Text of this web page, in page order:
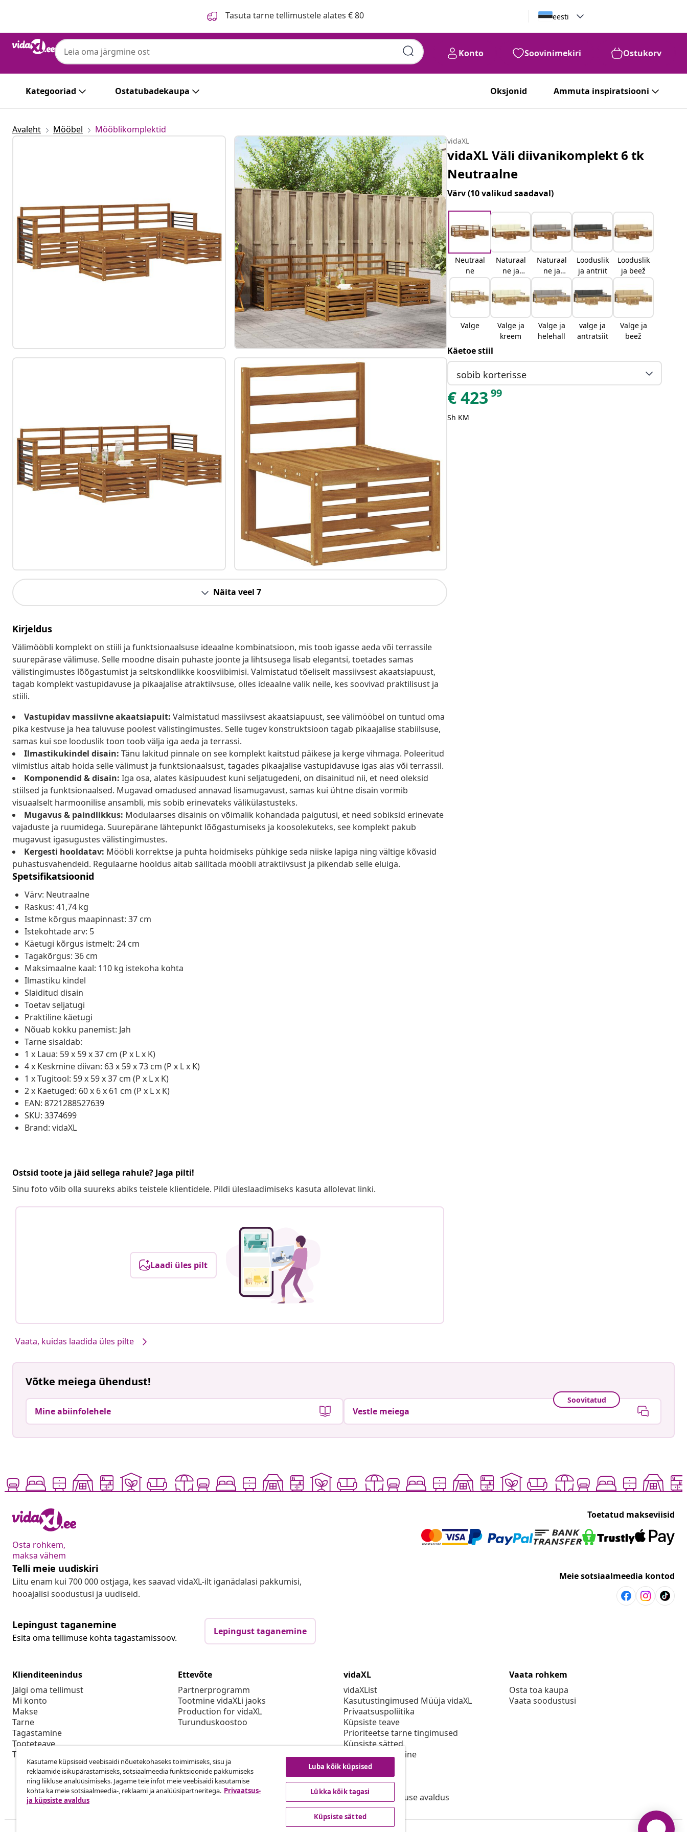
Tasuta tarne tellimustele alates € 80 eesti
Konto Soovinimekiri Ostukorv
Kategooriad Ostatubadekaupa Oksjonid Ammuta inspiratsiooni
Avaleht Mööbel Mööblikomplektid
Näita veel 7
Kirjeldus
Välimööbli komplekt on stiili ja funktsionaalsuse ideaalne kombinatsioon, mis toob igasse aeda või terrassile
suurepärase välimuse. Selle moodne disain puhaste joonte ja lihtsusega lisab elegantsi, toetades samas
välistingimustes lõõgastumist ja seltskondlikke koosviibimisi. Valmistatud tõeliselt massiivsest akaatsiapuust,
tagab komplekt vastupidavuse ja pikaajalise atraktiivsuse, olles ideaalne valik neile, kes soovivad praktilisust ja
stiili.
Vastupidav massiivne akaatsiapuit: Valmistatud massiivsest akaatsiapuust, see välimööbel on tuntud oma
pika kestvuse ja hea taluvuse poolest välistingimustes. Selle tugev konstruktsioon tagab pikaajalise stabiilsuse,
samas kui soe looduslik toon toob välja iga aeda ja terrassi.
Ilmastikukindel disain: Tänu lakitud pinnale on see komplekt kaitstud päikese ja kerge vihmaga. Poleeritud
viimistlus aitab hoida selle välimust ja funktsionaalsust, tagades pikaajalise vastupidavuse igas aias või terrassil.
Komponendid & disain: Iga osa, alates käsipuudest kuni seljatugedeni, on disainitud nii, et need oleksid
stiilsed ja funktsionaalsed. Mugavad omadused annavad lisamugavust, samas kui ühtne disain vormib
visuaalselt harmoonilise ansambli, mis sobib erinevateks välikülastusteks.
Mugavus & paindlikkus: Modulaarses disainis on võimalik kohandada paigutusi, et need sobiksid erinevate
vajaduste ja ruumidega. Suurepärane lähtepunkt lõõgastumiseks ja koosolekuteks, see komplekt pakub
mugavust igasugustes välistingimustes.
Kergesti hooldatav: Mööbli korrektse ja puhta hoidmiseks pühkige seda niiske lapiga ning vältige kõvasid
puhastusvahendeid. Regulaarne hooldus aitab säilitada mööbli atraktiivsust ja pikendab selle eluiga.
Spetsifikatsioonid
Värv: Neutraalne
Raskus: 41,74 kg
Istme kõrgus maapinnast: 37 cm
Istekohtade arv: 5
Käetugi kõrgus istmelt: 24 cm
Tagakõrgus: 36 cm
Maksimaalne kaal: 110 kg istekoha kohta
Ilmastiku kindel
Slaiditud disain
Toetav seljatugi
Praktiline käetugi
Nõuab kokku panemist: Jah
Tarne sisaldab:
1 x Laua: 59 x 59 x 37 cm (P x L x K)
4 x Keskmine diivan: 63 x 59 x 73 cm (P x L x K)
1 x Tugitool: 59 x 59 x 37 cm (P x L x K)
2 x Käetuged: 60 x 6 x 61 cm (P x L x K)
EAN: 8721288527639
SKU: 3374699
Brand: vidaXL
Ostsid toote ja jäid sellega rahule? Jaga pilti!
Sinu foto võib olla suureks abiks teistele klientidele. Pildi üleslaadimiseks kasuta allolevat linki.
Laadi üles pilt
Vaata, kuidas laadida üles pilte
vidaXL
vidaXL Väli diivanikomplekt 6 tk
Neutraalne
Värv(10 valikud saadaval)
Neutraal
ne
Naturaal
ne ja
kreemjas
Naturaal
ne ja
helehall
Looduslik
ja antriit
Looduslik
ja beež
Valge
Valge ja
kreem
Valge ja
helehall
valge ja
antratsiit
Valge ja
beež
Käetoe stiil
sobib korterisse
€423 99
Sh KM
Võtke meiega ühendust!
Mine abiinfolehele
Soovitatud
Vestle meiega
Osta rohkem,
maksa vähem
Toetatud makseviisid
Telli meie uudiskiri
Liitu enam kui 700 000 ostjaga, kes saavad vidaXL-ilt iganädalasi pakkumisi,
hooajalisi soodustusi ja uudiseid.
Meie sotsiaalmeedia kontod
Lepingust taganemine
Esita oma tellimuse kohta tagastamissoov.
Lepingust taganemine
Klienditeenindus
Jälgi oma tellimust
Mi konto
Makse
Tarne
Tagastamine
Tooteteave
Tellimus
Ettevõte
Partnerprogramm
Tootmine vidaXLi jaoks
Production for vidaXL
Turunduskoostoo
vidaXL
vidaXList
Kasutustingimused Müüja vidaXL
Privaatsuspoliitika
Küpsiste teave
Prioriteetse tarne tingimused
Küpsiste sätted
vidaXLis töötamine
Turvalisus
Eli vastutav isik
EPR poliitika
Juurdepääsetavuse avaldus
Vaata rohkem
Osta toa kaupa
Vaata soodustusi
Kasutame küpsiseid veebisaidi nõuetekohaseks toimimiseks, sisu ja
reklaamide isikupärastamiseks, sotsiaalmeedia funktsioonide pakkumiseks
ning liikluse analüüsimiseks. Jagame teie infot meie veebisaidi kasutamise
kohta ka meie sotsiaalmeedia-, reklaami ja analüüsipartneritega. Privaatsus-
ja küpsiste avaldus
Luba kõik küpsised
Lükka kõik tagasi
Küpsiste sätted